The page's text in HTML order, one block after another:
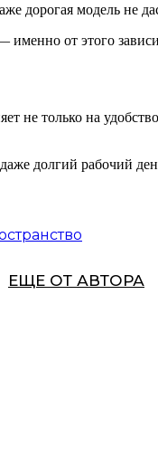
дорогая модель не
именно от этого
не только на
долгий рабочий
ЕЩЕ ОТ АВТОРА